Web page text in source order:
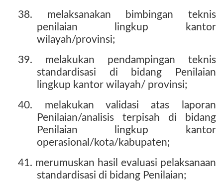
38. melaksanakan bimbingan teknis
penilaian lingkup kantor
wilayah/provinsi;
39. melakukan pendampingan teknis
standardisasi di bidang Penilaian
lingkup kantor wilayah/ provinsi;
40. melakukan validasi atas laporan
Penilaian/analisis terpisah di bidang
Penilaian lingkup kantor
operasional/kota/kabupaten;
41. merumuskan hasil evaluasi pelaksanaan
standardisasi di bidang Penilaian;